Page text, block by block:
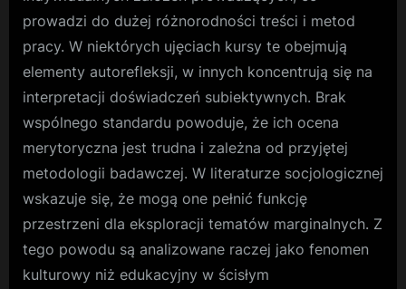
prowadzi do dużej różnorodności treści i metod
pracy. W niektórych ujęciach kursy te obejmują
elementy autorefleksji, w innych koncentrują się na
interpretacji doświadczeń subiektywnych. Brak
wspólnego standardu powoduje, że ich ocena
merytoryczna jest trudna i zależna od przyjętej
metodologii badawczej. W literaturze socjologicznej
wskazuje się, że mogą one pełnić funkcję
przestrzeni dla eksploracji tematów marginalnych. Z
tego powodu są analizowane raczej jako fenomen
kulturowy niż edukacyjny w ścisłym